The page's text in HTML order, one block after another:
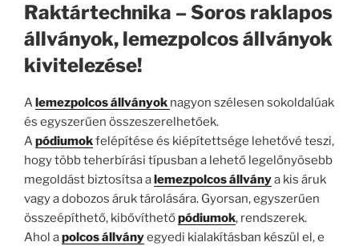
Raktártechnika – Soros raklapos
állványok, lemezpolcos állványok
kivitelezése!
Alemezpolcos állványok nagyon szélesen sokoldalúak
és egyszerűen összeszerelhetőek.
Apódiumokfelépítése és kiépítettsége lehetővé teszi,
hogy több teherbírási típusban a lehető legelőnyösebb
megoldást biztosítsa alemezpolcos állványa kis áruk
vagy a dobozos áruk tárolására. Gyorsan, egyszerűen
összeépíthető, kibővíthetőpódiumok, rendszerek.
Ahol apolcos állványegyedi kialakításban készül el, e